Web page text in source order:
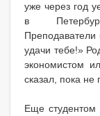
уже через год
в
Преподаватели
удачи тебе!»
экономистом
сказал, пока не
Еще студентом